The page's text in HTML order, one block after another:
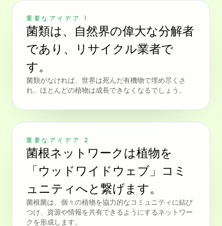
重要なアイデア 1
菌類は、自然界の偉大な分解者
であり、リサイクル業者で
す。
菌類がなければ、世界は死んだ有機物で埋め尽くさ
れ、ほとんどの植物は成長できなくなるでしょう。
重要なアイデア 2
菌根ネットワークは植物を
「ウッドワイドウェブ」コミ
ュニティへと繋げます。
菌根菌は、個々の植物を協力的なコミュニティに結び
つけ、資源や情報を共有できるようにするネットワー
クを形成します。